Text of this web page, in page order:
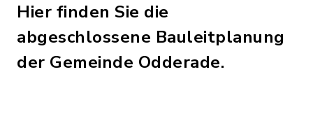
Hier finden Sie die
abgeschlossene Bauleitplanung
der Gemeinde Odderade.